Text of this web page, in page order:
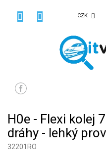
CZK
H0e - Flexi kolej
dráhy - lehký
32201RO